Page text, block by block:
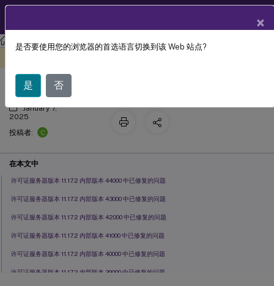
许可 许可 11.17.2 build 45000
已修复的问题
January 7,
2025
投稿者:
C
在本文中
许可证服务器版本 11.17.2 内部版本 44000 中已修复的问题
许可证服务器版本 11.17.2 内部版本 43000 中已修复的问题
许可证服务器版本 11.17.2 内部版本 42000 中已修复的问题
许可证服务器版本 11.17.2 内部版本 41000 中已修复的问题
许可证服务器版本 11.17.2 内部版本 40000 中已修复的问题
许可证服务器版本 11.17.2 内部版本 39000 中已修复的问题
×
是否要使用您的浏览器的首选语言切换到该 Web 站点?
是 否